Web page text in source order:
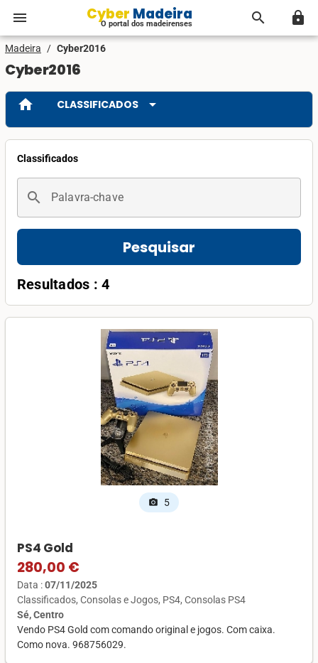
menu Cyber Madeira
O portal dos madeirenses search lock
Madeira / Cyber2016
Cyber2016
home CLASSIFICADOS arrow_drop_down
Classificados
search Palavra-chave
Pesquisar
Resultados : 4
photo_camera 5
PS4 Gold
280,00 €
Data :07/11/2025
Classificados Consolas e Jogos PS4 Consolas PS4
Sé, Centro
Vendo PS4 Gold com comando original e jogos. Com caixa.
Como nova. 968756029.